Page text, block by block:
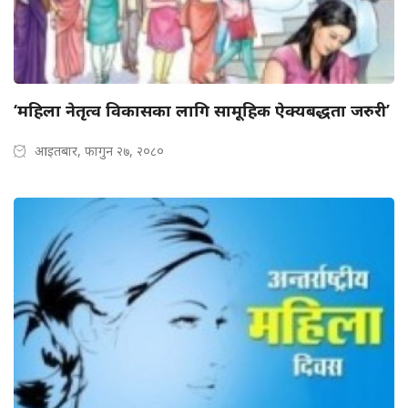
‘महिला नेतृत्व विकासका लागि सामूहिक ऐक्यबद्धता जरुरी’
आइतबार, फागुन २७, २०८०